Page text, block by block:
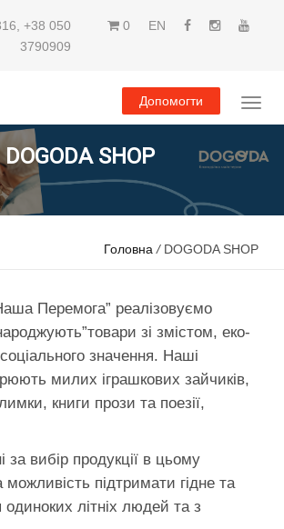
+38 050
3790909
0 EN
Допомогти
DOGODA SHOP
Головна / DOGODA SHOP
Перемога” реалізовуємо
зі змістом, еко-
значення. Наші
милих іграшкових зайчиків,
книги прози та поезії,
за вибір продукції в цьому
можливість підтримати гідне та
одиноких літніх людей та з